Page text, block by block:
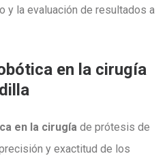
y la evaluación de resultados a
en la cirugía
en la cirugía de prótesis de
y exactitud de los